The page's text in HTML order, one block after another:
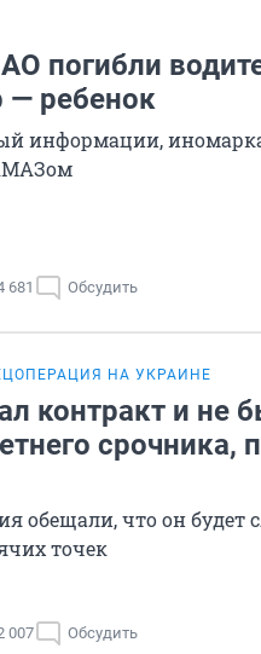
погибли
— ребенок
информации,
681 Обсудить
НА УКРАИНЕ
контракт и не
срочника,
обещали, что он будет
точек
007 Обсудить